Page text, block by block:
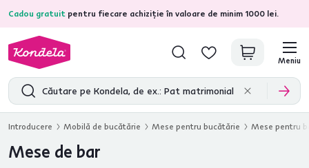
Cadou gratuit pentru fiecare achiziție în valoare de minim 1000 lei.
4,7 31.157 recenzii de produs verificate
Meniu
Introducere Mobilă de bucătărie Mese pentru bucătărie Mese pentru
Mese de bar